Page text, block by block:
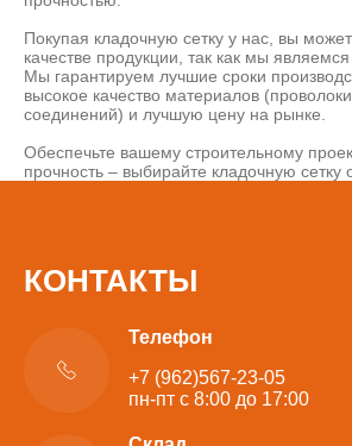
Покупая кладочную сетку у нас, вы
качестве продукции, так как мы
Мы гарантируем лучшие сроки
высокое качество материалов
соединений) и лучшую цену на рынке.
Обеспечьте вашему строительному
прочность – выбирайте кладочную сетку
КОНТАКТЫ
Телефон
+7 (962)567-23-05
пн-пт с 8:00 до 17:00